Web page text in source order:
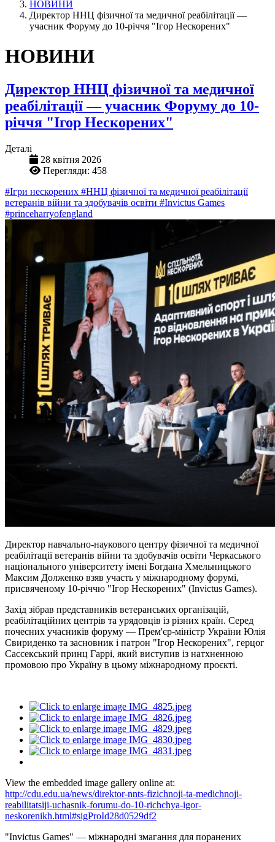
НОВИНИ
Директор ННЦ фізичної та медичної реабілітації —
учасник Форуму до 10-річчя "Ігор Нескорених"
НОВИНИ
Директор ННЦ фізичної та медичної
реабілітації — учасник Форуму до 10-
річчя "Ігор Нескорених"
Деталі
28 квітня 2026
Перегляди: 458
#Ігри нескорених #ННЦ фізичної та медичної реабілітації
ветеранів війни та здобувачів освіти #Invictus Games
#princeharryofengland
Директор навчально-наукового центру фізичної та медичної
реабілітації ветеранів війни та здобувачів освіти Черкаського
національного університету імені Богдана Хмельницького
Максим Долженко взяв участь у міжнародному форумі,
присвяченому 10-річчю "Ігор Нескорених" (Invictus Games).
Захід зібрав представників ветеранських організацій,
реабілітаційних центрів та урядовців із різних країн. Серед
почесних учасників форуму — Прем'єр-міністр України Юлія
Свириденко та засновник і патрон "Ігор Нескорених", герцог
Сассекський принц Гаррі, який виступив із натхненною
промовою про Україну в цьому міжнародному проєкті.
View the embedded image gallery online at:
http://cdu.edu.ua/news/direktor-nnts-fizichnoji-ta-medichnoji-
reabilitatsiji-uchasnik-forumu-do-10-richchya-igor-
neskorenikh.html#sigProId28d0529df2
"Invictus Games" — міжнародні змагання для поранених